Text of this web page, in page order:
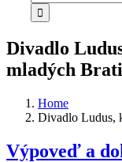
Divadlo
mladých
Home
Divadlo Ludus,
Výpoveď a